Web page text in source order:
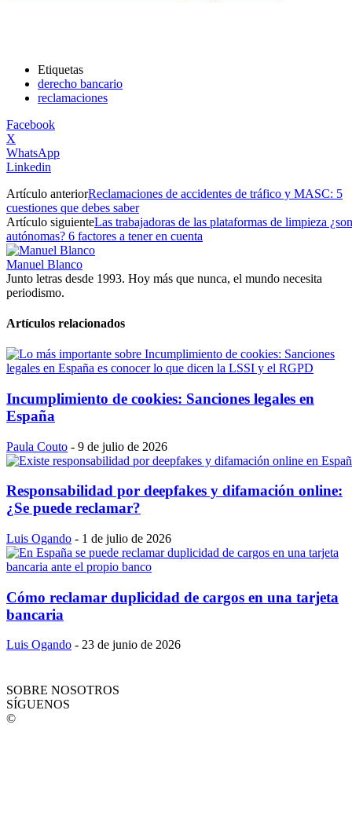
Etiquetas
derecho bancario
reclamaciones
Facebook
X
WhatsApp
Linkedin
Artículo anteriorReclamaciones de accidentes de tráfico y MASC: 5
cuestiones que debes saber
Artículo siguienteLas trabajadoras de las plataformas de limpieza ¿son
autónomas? 6 factores a tener en cuenta
Manuel Blanco
Junto letras desde 1993. Hoy más que nunca, el mundo necesita
periodismo.
Artículos relacionados
Incumplimiento de cookies: Sanciones legales en
España
Paula Couto - 9 de julio de 2026
Responsabilidad por deepfakes y difamación online:
¿Se puede reclamar?
Luis Ogando - 1 de julio de 2026
Cómo reclamar duplicidad de cargos en una tarjeta
bancaria
Luis Ogando - 23 de junio de 2026
SOBRE NOSOTROS
SÍGUENOS
©